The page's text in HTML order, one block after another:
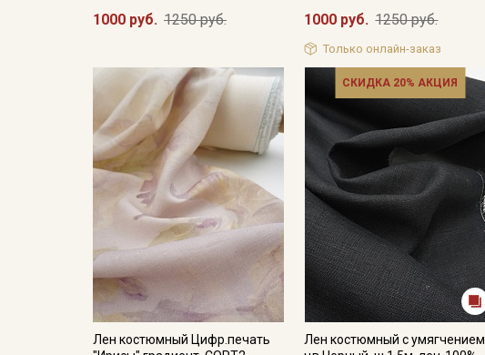
1000 руб. 1250 руб. 1000 руб. 1250 руб.
Только онлайн-заказ
Лен костюмный Цифр.печать
СКИДКА 20% АКЦИЯ
Лен костюмный с умягчением